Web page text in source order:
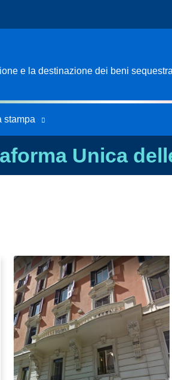
e la destinazione dei beni
stampa
Unica